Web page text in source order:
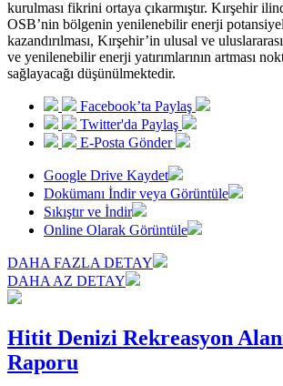
kurulması fikrini ortaya çıkarmıştır. Kırşehir
OSB’nin bölgenin yenilenebilir enerji
kazandırılması, Kırşehir’in ulusal ve
ve yenilenebilir enerji yatırımlarının artması
sağlayacağı düşünülmektedir.
Facebook’ta Paylaş
Twitter'da Paylaş
E-Posta Gönder
Google Drive Kaydet
Dokümanı İndir veya Görüntüle
Sıkıştır ve İndir
Online Olarak Görüntüle
DAHA FAZLA DETAY
DAHA AZ DETAY
Hitit Denizi Rekreasyon
Raporu